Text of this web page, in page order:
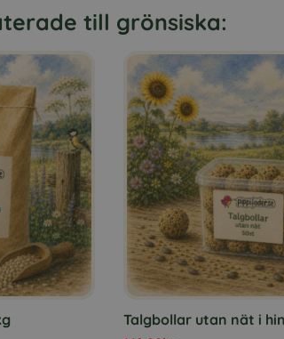
till grönsiska:
Talgbollar utan nät i